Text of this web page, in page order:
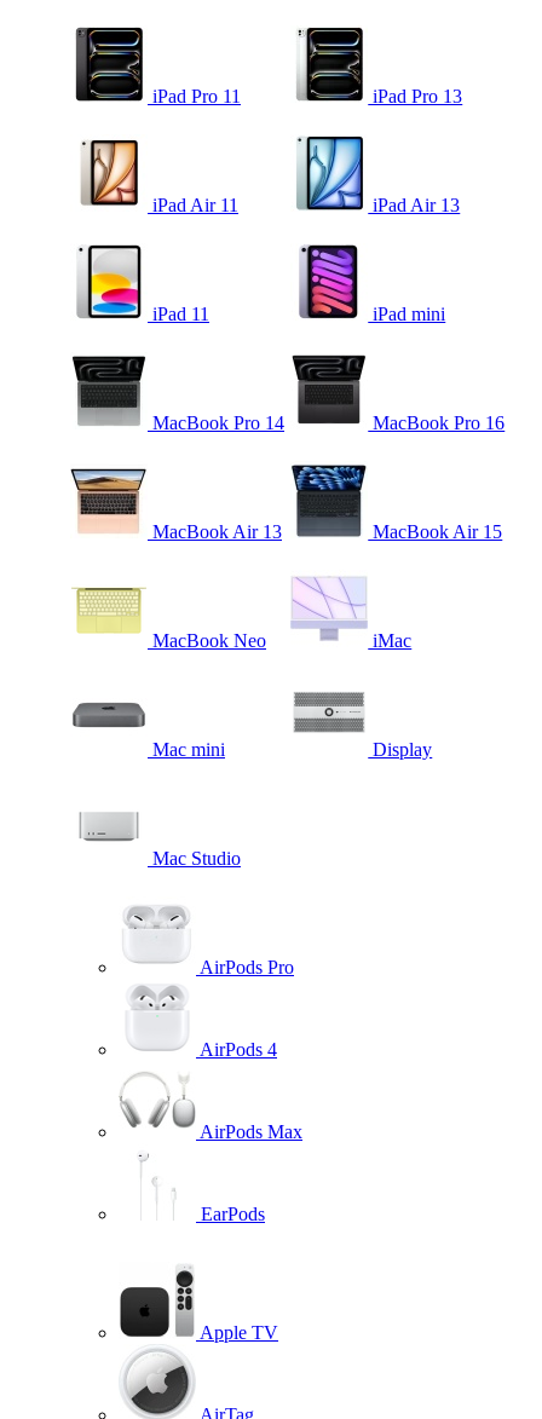
iPad Pro 11 iPad Pro 13
iPad Air 11 iPad Air 13
iPad 11 iPad mini
MacBook Pro 14 MacBook Pro 16
MacBook Air 13 MacBook Air 15
MacBook Neo iMac
Mac mini Display
Mac Studio
AirPods Pro
AirPods 4
AirPods Max
EarPods
Apple TV